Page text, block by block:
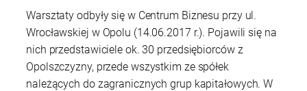
Warsztaty odbyły się w Centrum Biznesu przy ul.
Wrocławskiej w Opolu (14.06.2017 r.). Pojawili się na
nich przedstawiciele ok. 30 przedsiębiorców z
Opolszczyzny, przede wszystkim ze spółek
należących do zagranicznych grup kapitałowych. W